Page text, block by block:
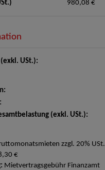
980,08 €
USt.):
(exkl. USt.):
zzgl. 20% USt.
€
Mietvertragsgebühr Finanzamt